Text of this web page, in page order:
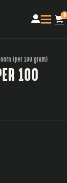
0
(per 100 gram)
100